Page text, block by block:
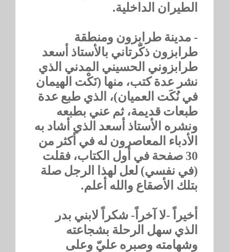
الطيران الداخلية.
- مدينة طرابزون ومنطقة
طرابزون ذكّرتاني بالأستاذ أسعد
طرابزوني الحسيني المدني الذي
نشر عدة كتب، منها (نَكْت الهيمان
في نُكَت العميان)، الذي طبع عدة
طبعات قديمة، ثم عني بطبعه
ونشره الأستاذ أسعد الذي أشاد به
الأدباء المعاصرون له في أكثر من
30 صفحة في أول الكتاب، فقلت
(في نفسي) لعل لهذا الرجل صلة
بتلك الأصقاع والله أعلم.
أخيراً -لا آخراً- شكراً لابني بدر
الذي سهل الرحلة بشجاعته
وشهامته وصبره عليّ وعلى